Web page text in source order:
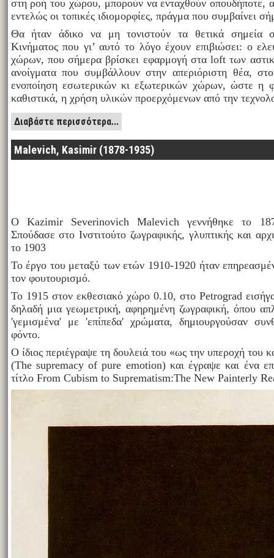
στη ροή του χώρου, μπορούν να ενταχθούν οπουδήποτε,
εντελώς οι τοπικές ιδιομορφίες, πράγμα που συμβαίνει
Θα ήταν άδικο να μη τονιστούν τα θετικά σημεία
Κινήματος που γι’ αυτό το λόγο έχουν επιβιώσει: ο
χώρων, που σήμερα βρίσκει εφαρμογή στα loft των
ανοίγματα που συμβάλλουν στην απεριόριστη θέα,
ενοποίηση εσωτερικών κι εξωτερικών χώρων, ώστε η
καθιστικά, η χρήση υλικών προερχόμενων από την
Διαβάστε περισσότερα...
Malevich, Kasimir (1878-1935)
Ο Kazimir Severinovich Malevich γεννήθηκε το
Σπούδασε στο Ινστιτούτο ζωγραφικής, γλυπτικής και
το 1903
Το έργο του μεταξύ των ετών 1910-1920 ήταν
τον φουτουρισμό.
Το 1915 στον εκθεσιακό χώρο 0.10, στο Petrograd
δηλαδή μια γεωμετρική, αφηρημένη ζωγραφική, όπου
'γεμισμένα' με 'επίπεδα' χρώματα, δημιουργούσαν
φόντο.
Ο ίδιος περιέγραψε τη δουλειά του «ως την υπεροχή του
(The supremacy of pure emotion) και έγραψε και ένα
τίτλο From Cubism to Suprematism:The New Painterly